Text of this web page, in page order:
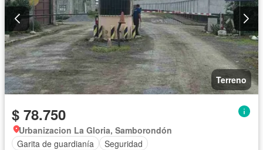
Terreno
$ 78.750
Urbanizacion La Gloria, Samborondón
Garita de guardianía
Seguridad